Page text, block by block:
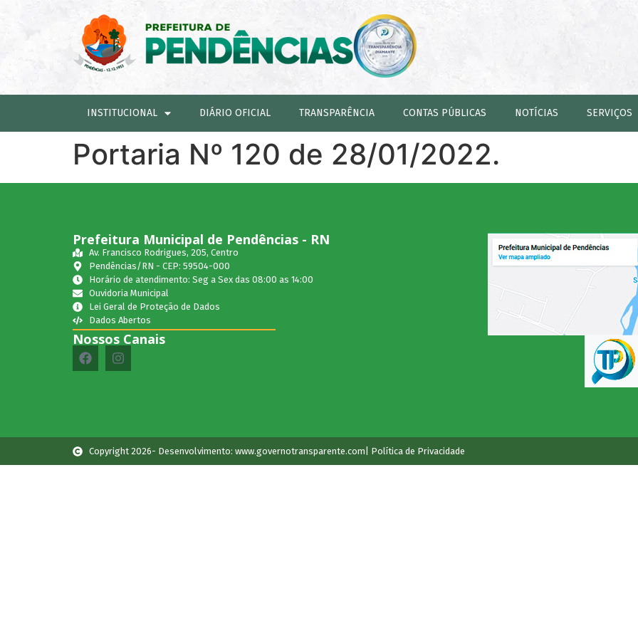
INSTITUCIONAL DIÁRIO OFICIAL TRANSPARÊNCIA CONTAS PÚBLICAS NOTÍCIAS SERVIÇOS
Portaria Nº 120 de 28/01/2022.
Prefeitura Municipal de Pendências - RN
Av. Francisco Rodrigues, 205, Centro
Pendências/RN - CEP: 59504-000
Horário de atendimento: Seg a Sex das 08:00 as 14:00
Ouvidoria Municipal
Lei Geral de Proteção de Dados
Dados Abertos
Nossos Canais
Copyright 2026- Desenvolvimento: www.governotransparente.com | Política de Privacidade